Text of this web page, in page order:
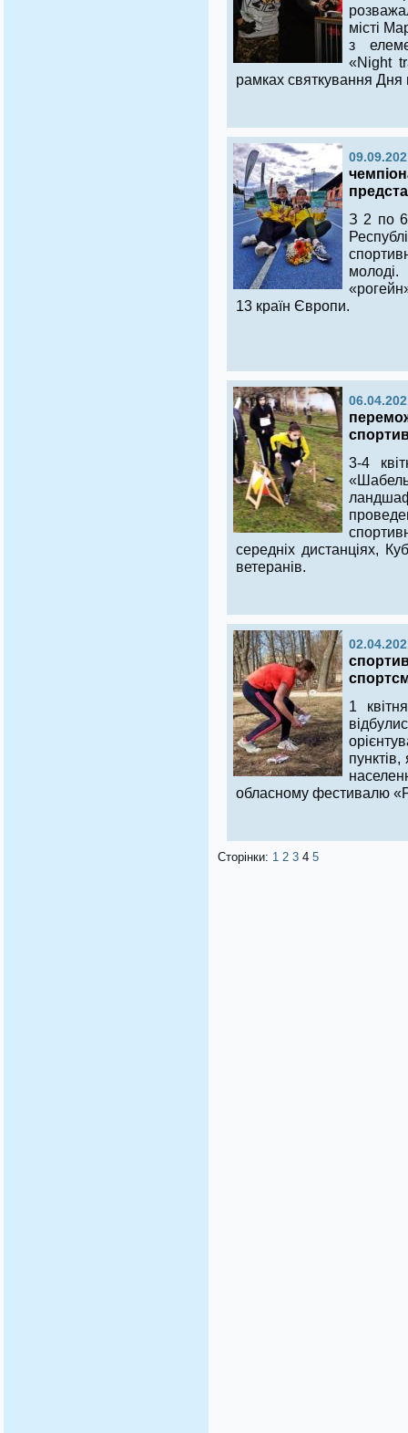
місті
з
«Night
рамках святкування Дня
З 2 по 6
13 країн Європи.
3-4
середніх дистанціях,
ветеранів.
1
обласному фестивалю
Сторінки: 1 2 3 4 5